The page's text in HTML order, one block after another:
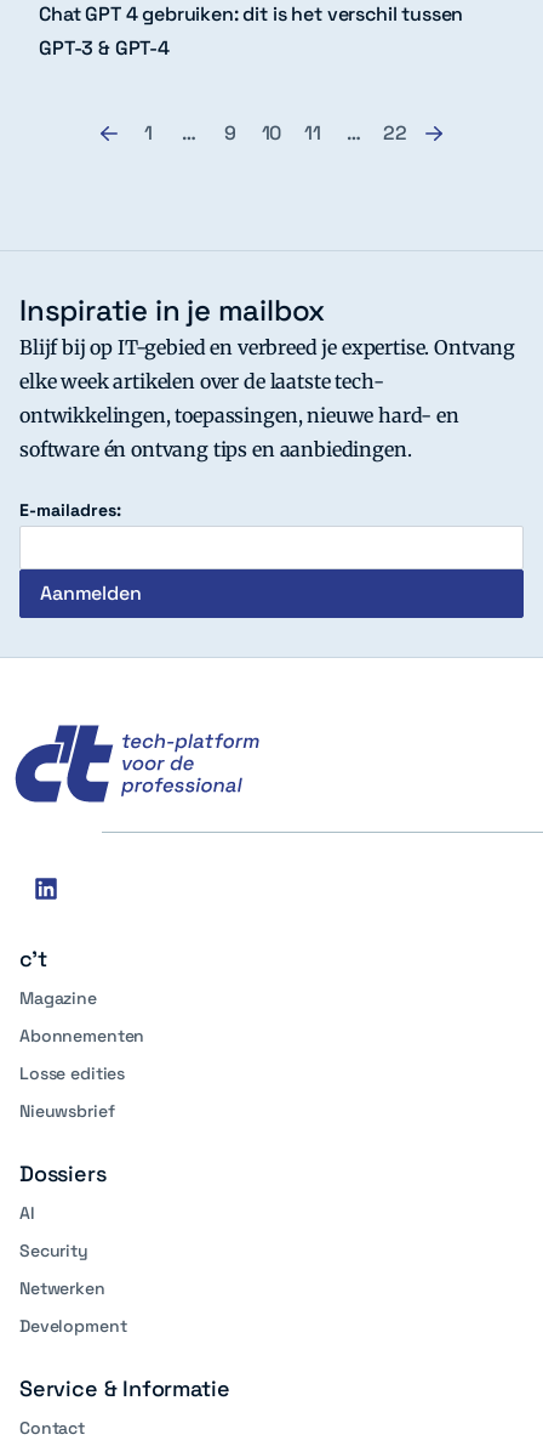
Chat GPT 4 gebruiken: dit is het verschil tussen
GPT-3 & GPT-4
1 … 9 10 11 … 22
Inspiratie in je mailbox
Blijf bij op IT-gebied en verbreed je expertise. Ontvang
elke week artikelen over de laatste tech-
ontwikkelingen, toepassingen, nieuwe hard- en
software én ontvang tips en aanbiedingen.
E-mailadres:
Social
linkedin
c't
Magazine
Abonnementen
Losse edities
Nieuwsbrief
Dossiers
AI
Security
Netwerken
Development
Service & Informatie
Contact